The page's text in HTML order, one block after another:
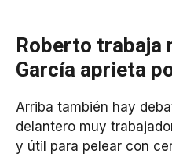
Roberto trabaja
García aprieta
Arriba también hay
delantero muy
y útil para pelear con